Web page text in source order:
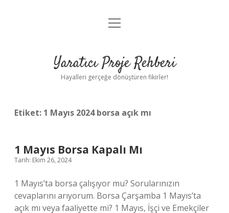
Anasayfa
Yasal Uyarı
menüyü
Yaratıcı Proje Rehberi
Hayalleri gerçeğe dönüştüren fikirler!
Etiket: 1 Mayıs 2024 borsa açık mı
1 Mayıs Borsa Kapalı Mı
Tarih: Ekim 26, 2024
1 Mayıs’ta borsa çalışıyor mu? Sorularınızın
cevaplarını arıyorum. Borsa Çarşamba 1 Mayıs’ta
açık mı veya faaliyette mi? 1 Mayıs, İşçi ve Emekçiler